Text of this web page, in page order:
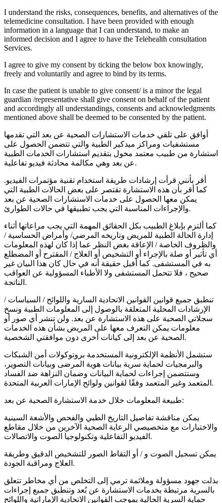
I understand the risks, consequences, benefits, and alternatives of the
telemedicine consultation. I have been provided with enough
information in a language that I can understand, to make an
informed decision and I agree to have the Telehealth consultation
Services.
I agree to give my consent by ticking the below box knowingly,
freely and voluntarily and agree to bind by its terms.
In case the patient is unable to give consent/ is a minor the legal
guardian /representative shall give consent on behalf of the patient
and accordingly all understandings, consents and acknowledgments
mentioned above shall be deemed to be consented by the patient.
أوافق على تلقي خدمات الاستشارات الصحية عن بعد التي تقدمها
مستشفيات ومراكز ميدكير الطبية والتي تتضمن الحصول على
استشارة من طبيب معتمد مخول بتقديم استشارات الخدمات الطبية
عن بعد وهي مكالمة محادثة فيديو تفاعلية.
أقر بأنني قرأت إرشادات طريقة استخدام تقنية مؤتمرات الفيديو.
كما أقر بأن هذه الاستشارة تقتصر على بعض الحالات الطبية التي
يمكن معها الحصول على خدمات الاستشارات الصحية عن بعد
والإجراءات المناسبة التي يجب تطبيقها في حالات الطوارئ.
كما ألتزم بإبلاغ الطبيب بكل الحقائق المهمة التي يجب مراعاتها أثناء
إدارة الحالة الطبية للمريض وتاريخه المرضي/ وأمراض الحساسية /
والظروف الخاصة / الإعاقة بغض النظر عما إذا كان لهذه المعلومات
أي تأثير أو صلة بالإجراء أو التشخيص أو العلاج / المقترح أو المضطلع
به في المستشفى. كما أقبل حقيقة أنه في حال كان هذا البيان غير
صحيح ، فلا تتحمل المستشفى ولا الأطباء المسؤولية عن العواقب
الناتجة.
تنطبق جميع قوانين القوانين الاتحادية السارية واللوائح / السياسات /
الإرشادات المحلية المتعلقة بالوصول إلى المعلومات الطبية ونسخ
سجلاتي الصحية على هذه الاستشارة عن بعد. ولن تنشر أي صور أو
معلومات يمكن التعرف معها على المريض بشأن هذه الخدمات
الصحية عن بعد إلى كيانات أخرى دون موافقتي الشخصية.
ستشمل الأنظمة الإلكترونية المستخدمة بروتوكولات أمن الشبكات
والبرمجيات لحماية سرية بيانات هوية المرضى وبيانات التصوير،
وستتضمن إجراءات لحماية البيانات وضمان النزاهة ضد الفساد
المتعمد وغير المتعمد وفقًا لقوانين ولوائح الإمارات العربية المتحدة.
طبيعة المعلومات خلال خدمة الاستشارة الصحية عن بعد:
يمكن مناقشة تفاصيل التاريخ الطبي والفحص والأشعة السينية
والاختبارات مع متخصيصي الرعاية الصحية الآخرين من خلال مقاطع
الفيديو التفاعلية وتكنولوجيا الصوت والاتصالات.
يمكن تسجيل الصوت و / أو التقاط الصور للتشخيص الدقيق وطريقة
العلاج ومراقبة الجودة.
بذلت جهود مسؤولة وملائمة ترمي إلى التخلص من أي مخاطر تتعلق
بالسرية مرتبطة بخدمات الاستشارة عن بُعد وتنطبق جميع إجراءات
حماية السرية الحالية بموجب القوانين الاتحادية الإماراتية واللوائح